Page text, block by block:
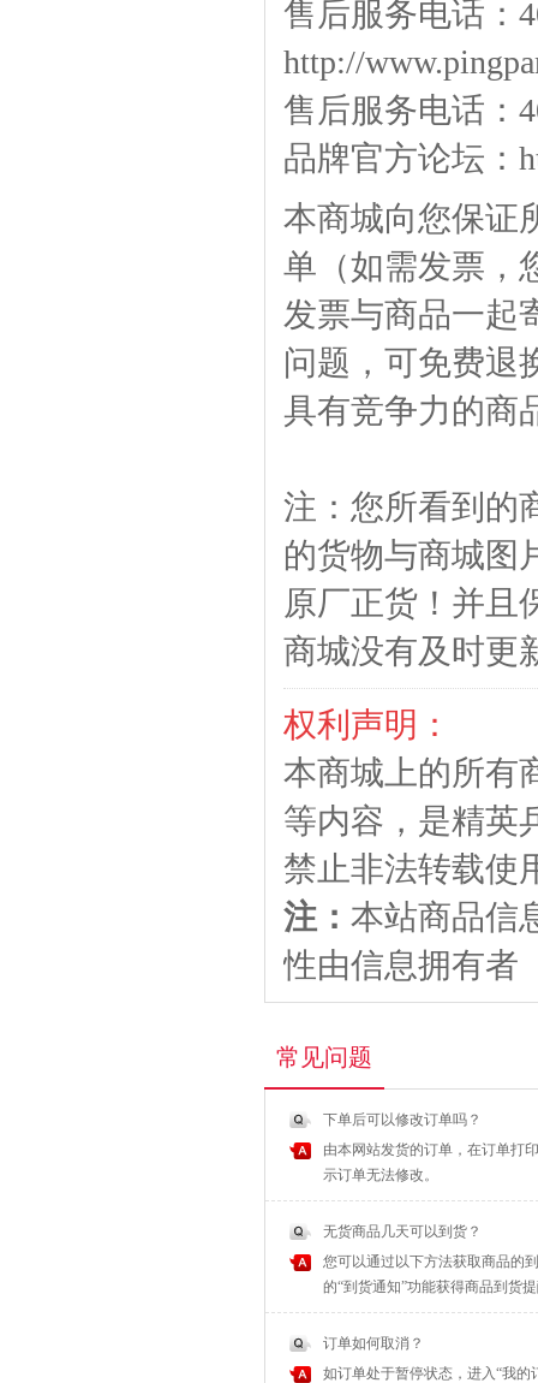
售后服务电话：
http://
售后服务电话：
品牌官方论坛：
本商城向您保证
单（如需发票，
发票与商品一起
问题，可免费退
具有竞争力的商
注：您所看到的
的货物与商城图
原厂正货！并且
商城没有及时更
权利声明：
本商城上的所有
等内容，是精英
禁止非法转载使
注： 本站商品信
性由信息拥有者
常见问题
下单后可以修改订单吗？
由本网站发货的订单，在订单打
示订单无法修改。
无货商品几天可以到货？
您可以通过以下方法获取商品的
的“到货通知”功能获得商品到货
订单如何取消？
如订单处于暂停状态，进入“我